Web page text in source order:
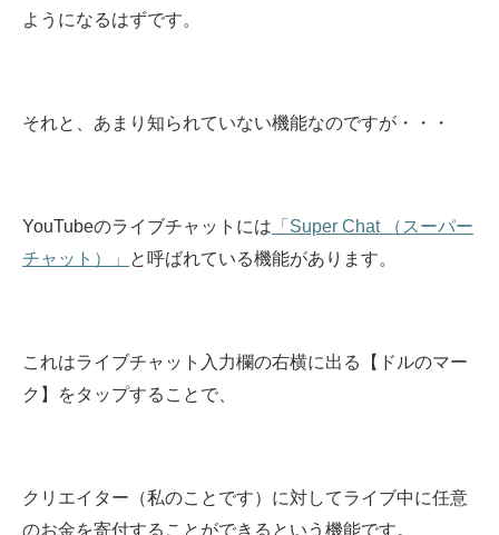
ようになるはずです。
それと、あまり知られていない機能なのですが・・・
YouTubeのライブチャットには 「Super Chat （スーパー
チャット）」
と呼ばれている機能があります。
これはライブチャット入力欄の右横に出る【ドルのマー
ク】をタップすることで、
クリエイター（私のことです）に対してライブ中に任意
のお金を寄付することができるという機能です。